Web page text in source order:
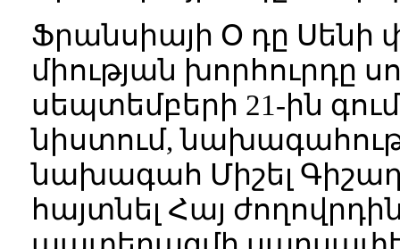
Ֆրանսիայի Օ դը
միության խորհուրդը
սեպտեմբերի 21-ին
նիստում,
նախագահ Միշել
հայտնել Հայ